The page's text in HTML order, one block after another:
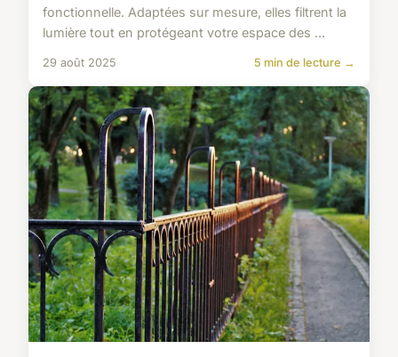
fonctionnelle. Adaptées sur mesure, elles filtrent la
lumière tout en protégeant votre espace des ...
29 août 2025 5 min de lecture →